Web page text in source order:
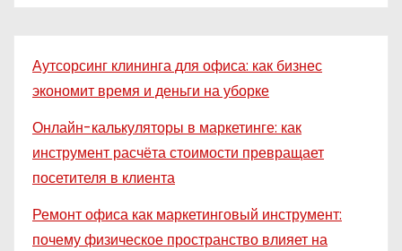
Аутсорсинг клининга для офиса: как бизнес
экономит время и деньги на уборке
Онлайн-калькуляторы в маркетинге: как
инструмент расчёта стоимости превращает
посетителя в клиента
Ремонт офиса как маркетинговый инструмент:
почему физическое пространство влияет на